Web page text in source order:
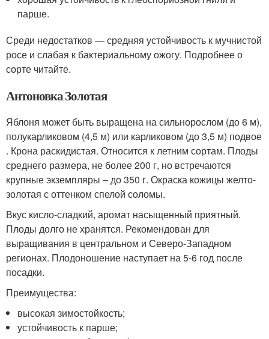
парше.
Среди недостатков — средняя устойчивость к мучнистой
росе и слабая к бактериальному ожогу. Подробнее о
сорте читайте.
Антоновка Золотая
Яблоня может быть выращена на сильнорослом (до 6 м),
полукарликовом (4,5 м) или карликовом (до 3,5 м) подвое
. Крона раскидистая. Относится к летним сортам. Плоды
среднего размера, не более 200 г, но встречаются
крупные экземпляры – до 350 г. Окраска кожицы желто-
золотая с оттенком спелой соломы.
Вкус кисло-сладкий, аромат насыщенный приятный.
Плоды долго не хранятся. Рекомендован для
выращивания в центральном и Северо-Западном
регионах. Плодоношение наступает на 5-6 год после
посадки.
Преимущества:
высокая зимостойкость;
устойчивость к парше;